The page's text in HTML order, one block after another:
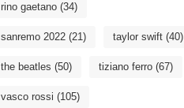
rino gaetano (34)
sanremo 2022 (21) taylor swift (40)
the beatles (50) tiziano ferro (67)
vasco rossi (105)